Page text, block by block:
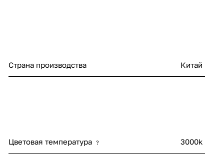
Страна производства Китай
Цветовая температура ? 3000k